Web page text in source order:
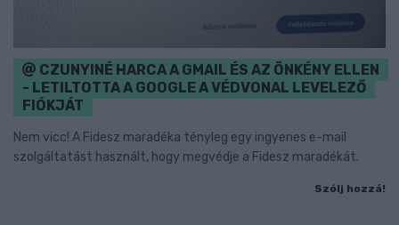
CZUNYINÉ HARCA A GMAIL ÉS AZ ÖNKÉNY ELLEN
- LETILTOTTA A GOOGLE A VÉDVONAL LEVELEZŐ
FIÓKJÁT
Nem vicc! A Fidesz maradéka tényleg egy ingyenes e-mail
szolgáltatást használt, hogy megvédje a Fidesz maradékát.
Szólj hozzá!